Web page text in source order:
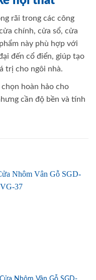
rãi trong các công
chính, cửa sổ, cửa
này phù hợp với
đến cổ điển, giúp tạo
trị cho ngôi nhà.
chọn hoàn hảo cho
cần độ bền và tính